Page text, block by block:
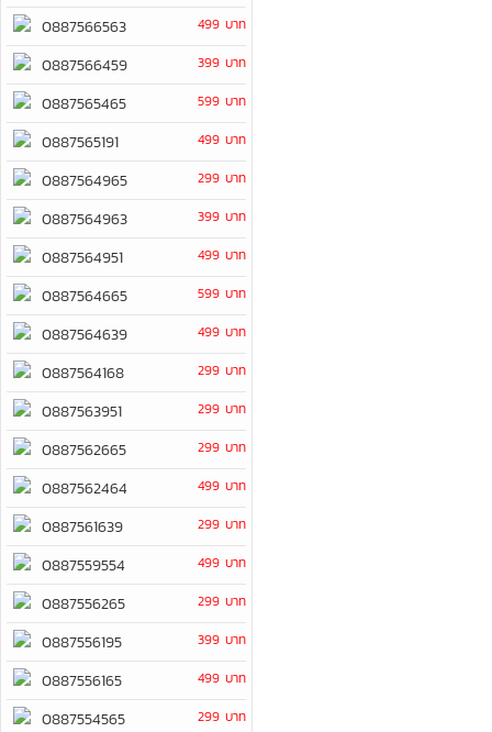
0887566563 499 บาท
0887566459 399 บาท
0887565465 599 บาท
0887565191 499 บาท
0887564965 299 บาท
0887564963 399 บาท
0887564951 499 บาท
0887564665 599 บาท
0887564639 499 บาท
0887564168 299 บาท
0887563951 299 บาท
0887562665 299 บาท
0887562464 499 บาท
0887561639 299 บาท
0887559554 499 บาท
0887556265 299 บาท
0887556195 399 บาท
0887556165 499 บาท
0887554565 299 บาท